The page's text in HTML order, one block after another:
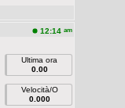
12:14 am
Ultima ora
0.00
Velocità/O
0.000